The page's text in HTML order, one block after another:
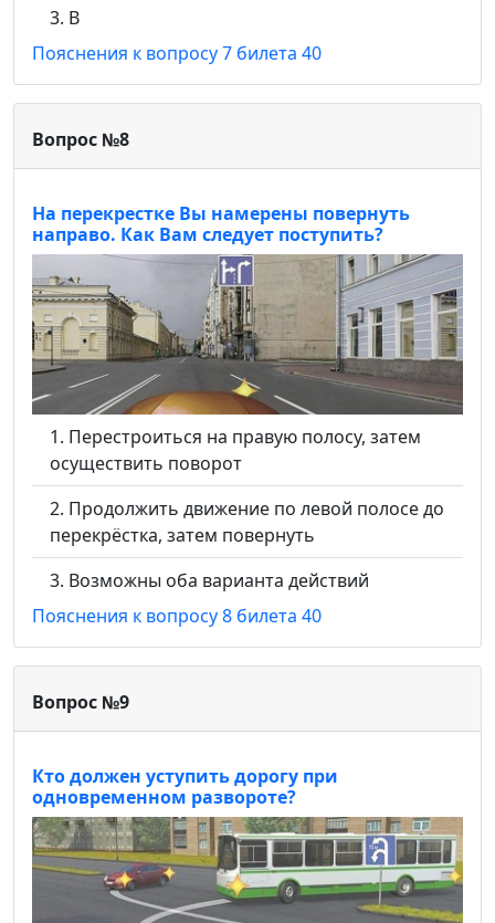
В
Пояснения к вопросу 7 билета 40
Вопрос №8
На перекрестке Вы намерены повернуть
направо. Как Вам следует поступить?
Перестроиться на правую полосу, затем
осуществить поворот
Продолжить движение по левой полосе до
перекрёстка, затем повернуть
Возможны оба варианта действий
Пояснения к вопросу 8 билета 40
Вопрос №9
Кто должен уступить дорогу при
одновременном развороте?